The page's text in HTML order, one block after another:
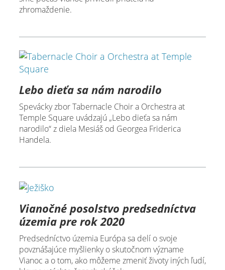
zhromaždenie.
Lebo dieťa sa nám narodilo
Spevácky zbor Tabernacle Choir a Orchestra at
Temple Square uvádzajú „Lebo dieťa sa nám
narodilo“ z diela Mesiáš od Georgea Friderica
Handela.
Vianočné posolstvo predsedníctva
územia pre rok 2020
Predsedníctvo územia Európa sa delí o svoje
povznášajúce myšlienky o skutočnom význame
Vianoc a o tom, ako môžeme zmeniť životy iných ľudí,